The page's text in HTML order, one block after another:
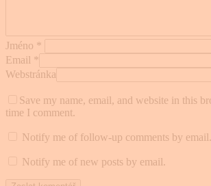
Jméno *
Email *
Webstránka
Save my name, email, and website in this
time I comment.
Notify me of follow-up comments by email.
Notify me of new posts by email.